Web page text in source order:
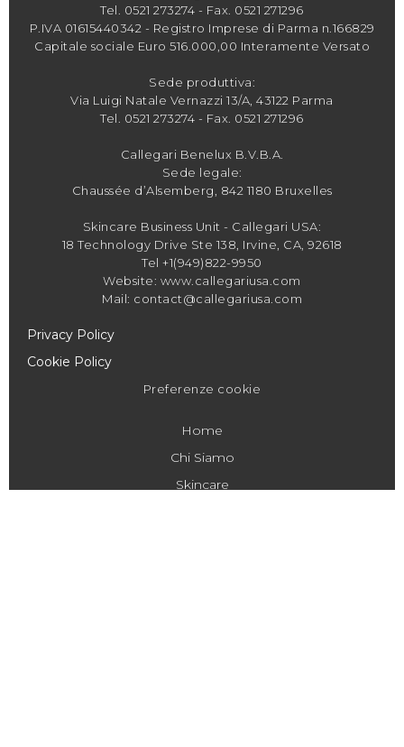
Tel. 0521 273274 - Fax. 0521 271296
P.IVA 01615440342 - Registro Imprese di Parma n.166829
Capitale sociale Euro 516.000,00 Interamente Versato
Sede produttiva:
Via Luigi Natale Vernazzi 13/A, 43122 Parma
Tel. 0521 273274 - Fax. 0521 271296
Callegari Benelux B.V.B.A.
Sede legale:
Chaussée d’Alsemberg, 842 1180 Bruxelles
Skincare Business Unit - Callegari USA:
18 Technology Drive Ste 138, Irvine, CA, 92618
Tel +1(949)822-9950
Website: www.callegariusa.com
Mail: contact@callegariusa.com
Privacy Policy
Cookie Policy
Preferenze cookie
Home
Chi Siamo
Skincare